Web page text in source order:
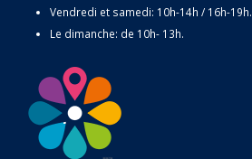
Vendredi et samedi: 10h-14h / 16h-19h.
Le dimanche: de 10h- 13h.